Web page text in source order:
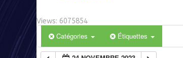
Views: 6075854
Catégories Étiquettes